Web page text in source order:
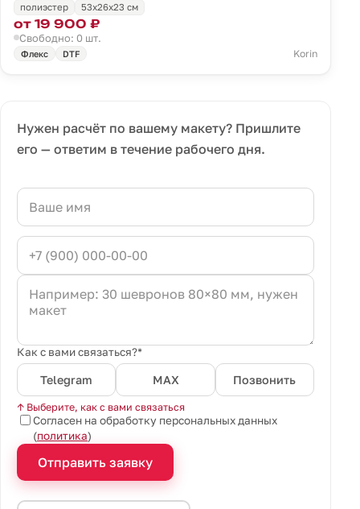
полиэстер 53x26x23 см
от 19 900 ₽
Свободно: 0 шт.
Флекс DTF Korin
Нужен расчёт по вашему макету? Пришлите
его — ответим в течение рабочего дня.
Как с вами связаться?*
Telegram MAX Позвонить
↑ Выберите, как с вами связаться
Согласен на обработку персональных данных
(политика)
Отправить заявку